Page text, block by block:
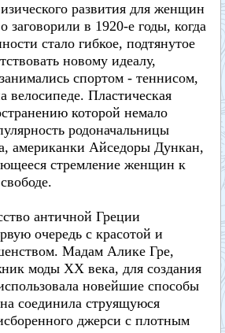
развития для женщин
заговорили в 1920-е годы, когда
стало гибкое, подтянутое
новому идеалу,
спортом - теннисом,
велосипеде. Пластическая
которой немало
родоначальницы
американки Айседоры Дункан,
стремление женщин к
античной Греции
очередь с красотой и
Мадам Алике Гре,
моды XX века, для создания
новейшие способы
соединила струящуюся
джерси с плотным